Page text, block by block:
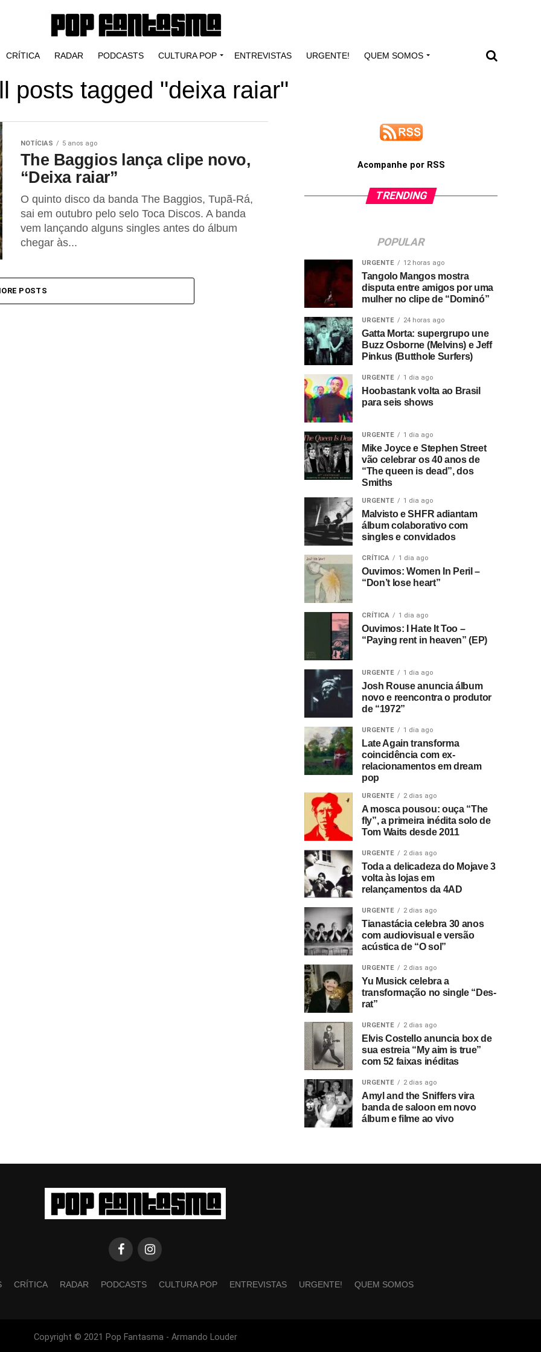
CRÍTICA RADAR PODCASTS CULTURA POP ENTREVISTAS URGENTE! QUEM SOMOS
posts tagged "deixa raiar"
NOTÍCIAS 5 anos ago
The Baggios lança clipe novo,
“Deixa raiar”
O quinto disco da banda The Baggios, Tupã-Rá,
sai em outubro pelo selo Toca Discos. A banda
vem lançando alguns singles antes do álbum
chegar às...
POSTS
Acompanhe por RSS
TRENDING
POPULAR
URGENTE 12 horas ago
Tangolo Mangos mostra
disputa entre amigos por uma
mulher no clipe de “Dominó”
URGENTE 24 horas ago
Gatta Morta: supergrupo une
Buzz Osborne (Melvins) e Jeff
Pinkus (Butthole Surfers)
URGENTE 1 dia ago
Hoobastank volta ao Brasil
para seis shows
URGENTE 1 dia ago
Mike Joyce e Stephen Street
vão celebrar os 40 anos de
“The queen is dead”, dos
Smiths
URGENTE 1 dia ago
Malvisto e SHFR adiantam
álbum colaborativo com
singles e convidados
CRÍTICA 1 dia ago
Ouvimos: Women In Peril –
“Don’t lose heart”
CRÍTICA 1 dia ago
Ouvimos: I Hate It Too –
“Paying rent in heaven” (EP)
URGENTE 1 dia ago
Josh Rouse anuncia álbum
novo e reencontra o produtor
de “1972”
URGENTE 1 dia ago
Late Again transforma
coincidência com ex-
relacionamentos em dream
pop
URGENTE 2 dias ago
A mosca pousou: ouça “The
fly”, a primeira inédita solo de
Tom Waits desde 2011
URGENTE 2 dias ago
Toda a delicadeza do Mojave 3
volta às lojas em
relançamentos da 4AD
URGENTE 2 dias ago
Tianastácia celebra 30 anos
com audiovisual e versão
acústica de “O sol”
URGENTE 2 dias ago
Yu Musick celebra a
transformação no single “Des-
rat”
URGENTE 2 dias ago
Elvis Costello anuncia box de
sua estreia “My aim is true”
com 52 faixas inéditas
URGENTE 2 dias ago
Amyl and the Sniffers vira
banda de saloon em novo
álbum e filme ao vivo
CRÍTICA RADAR PODCASTS CULTURA POP ENTREVISTAS URGENTE! QUEM SOMOS
Copyright © 2021 Pop Fantasma - Armando Louder